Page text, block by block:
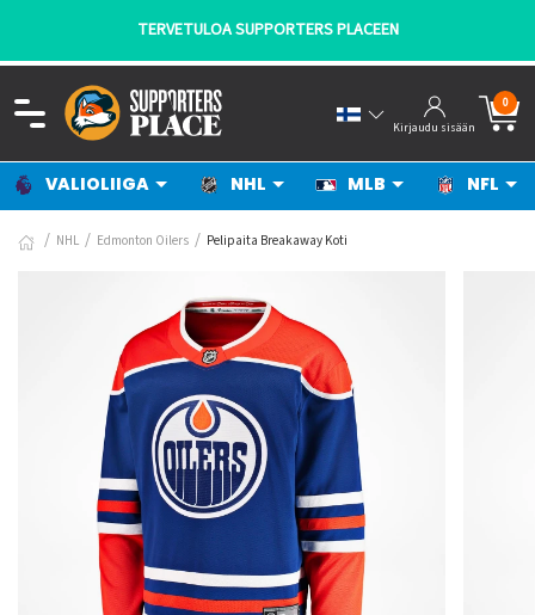
TERVETULOA SUPPORTERS PLACEEN
Kirjaudu sisään
0
VALIOLIIGA NHL MLB NFL
NHL Edmonton Oilers Pelipaita Breakaway Koti